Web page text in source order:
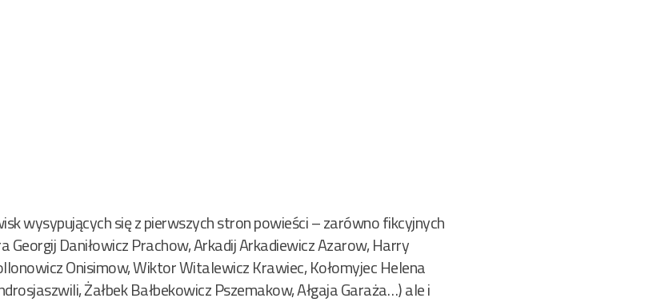
wysypujących się z pierwszych stron powieści – zarówno fikcyjnych
Georgij Daniłowicz Prachow, Arkadij Arkadiewicz Azarow, Harry
Onisimow, Wiktor Witalewicz Krawiec, Kołomyjec Helena
Żałbek Bałbekowicz Pszemakow, Ałgaja Garaża…) ale i